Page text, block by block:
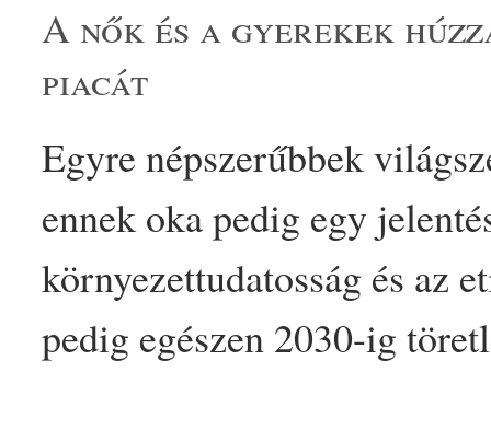
a nők és a gyerekek
piacát
Egyre népszerűbbek
ennek oka pedig egy
környezettudatosság és az
pedig egészen 2030-ig